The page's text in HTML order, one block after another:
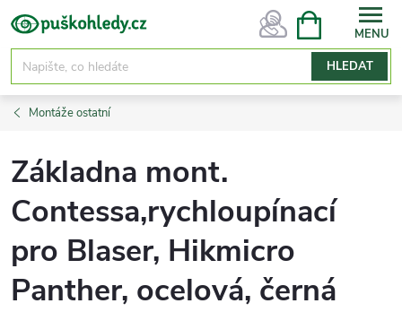
Přejít
na
obsah
HLEDAT
NÁKUPNÍ
Montáže ostatní
Základna mont.
Contessa,rychloupínací
pro Blaser, Hikmicro
Panther, ocelová, černá